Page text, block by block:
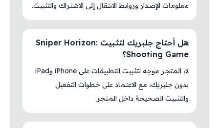
معلومات الإصدار وروابط الانتقال إلى الاشتراك والتثبيت.
هل أحتاج جلبريك لتثبيت Sniper Horizon:
Shooting Game؟
لا، المتجر موجه لتثبيت التطبيقات على iPhone وiPad
بدون جلبريك، مع الاعتماد على خطوات التفعيل
والتثبيت الصحيحة داخل المتجر.